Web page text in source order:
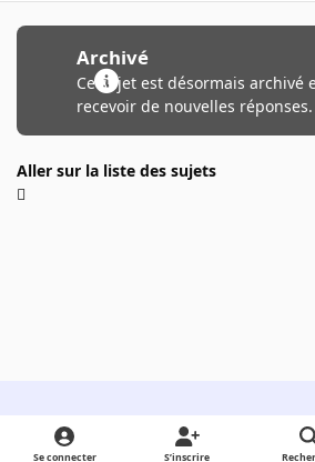
Archivé
Ce sujet est désormais archivé
recevoir de nouvelles réponses.
Aller sur la liste des sujets
Light ModeDark ModeSystem Preference
Se connecter S’inscrire